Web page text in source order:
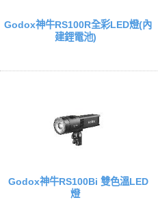
Godox神牛RS100R全彩LED燈(內
建鋰電池)
Godox神牛RS100Bi 雙色溫LED
燈